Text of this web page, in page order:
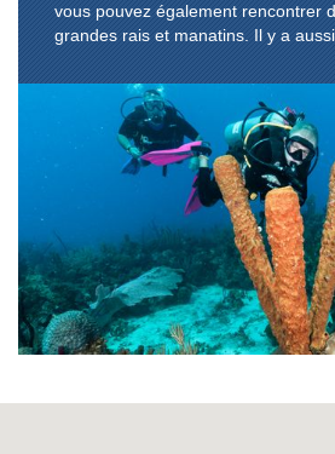
vous pouvez également rencontrer
grandes rais et manatins. Il y a